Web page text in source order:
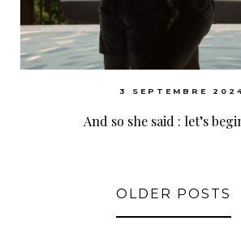
3 SEPTEMBRE
And so she said : let’s
OLDER POSTS